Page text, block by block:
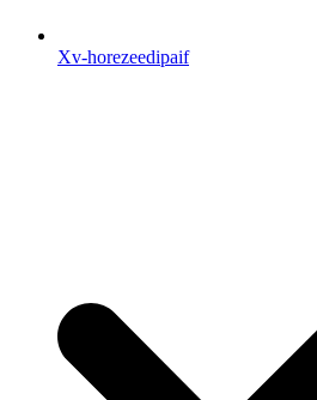
Xv-horezeedipaif